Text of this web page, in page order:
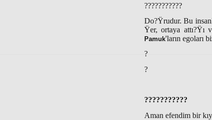
???????????
Do?Ÿrudur. Bu
Ÿer, ortaya attı?Ÿı
Pamuk'ların egoları
?
?
???????????
Aman efendim bir